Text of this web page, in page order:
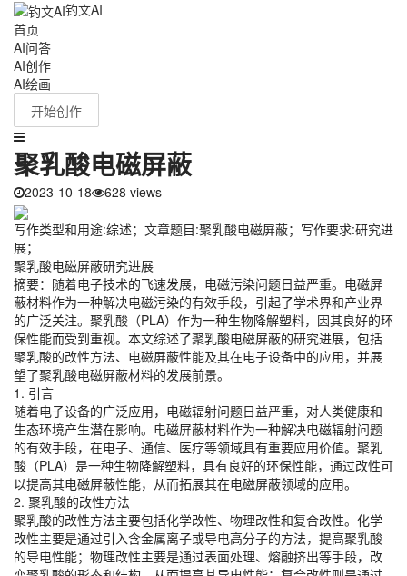
钓文AI
首页
AI问答
AI创作
AI绘画
开始创作
聚乳酸电磁屏蔽
2023-10-18 628 views
写作类型和用途:综述；文章题目:聚乳酸电磁屏蔽；写作要求:研究进
展；
聚乳酸电磁屏蔽研究进展
摘要：随着电子技术的飞速发展，电磁污染问题日益严重。电磁屏
蔽材料作为一种解决电磁污染的有效手段，引起了学术界和产业界
的广泛关注。聚乳酸（PLA）作为一种生物降解塑料，因其良好的环
保性能而受到重视。本文综述了聚乳酸电磁屏蔽的研究进展，包括
聚乳酸的改性方法、电磁屏蔽性能及其在电子设备中的应用，并展
望了聚乳酸电磁屏蔽材料的发展前景。
1. 引言
随着电子设备的广泛应用，电磁辐射问题日益严重，对人类健康和
生态环境产生潜在影响。电磁屏蔽材料作为一种解决电磁辐射问题
的有效手段，在电子、通信、医疗等领域具有重要应用价值。聚乳
酸（PLA）是一种生物降解塑料，具有良好的环保性能，通过改性可
以提高其电磁屏蔽性能，从而拓展其在电磁屏蔽领域的应用。
2. 聚乳酸的改性方法
聚乳酸的改性方法主要包括化学改性、物理改性和复合改性。化学
改性主要是通过引入含金属离子或导电高分子的方法，提高聚乳酸
的导电性能；物理改性主要是通过表面处理、熔融挤出等手段，改